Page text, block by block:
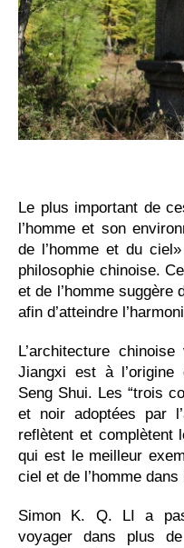
Le plus important de
l’homme et son
de l’homme et du
philosophie chinoise.
et de l’homme
afin d’atteindre
L’architecture
Jiangxi est à l’origine
Seng Shui. Les “trois
et noir adoptées par
reflètent et complètent
qui est le meilleur
ciel et de l’homme
Simon K. Q. LI a
voyager dans plus